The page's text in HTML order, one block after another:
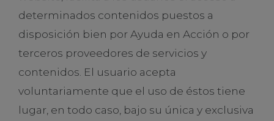
determinados contenidos puestos a
disposición bien por Ayuda en Acción o por
terceros proveedores de servicios y
contenidos. El usuario acepta
voluntariamente que el uso de éstos tiene
lugar, en todo caso, bajo su única y exclusiva